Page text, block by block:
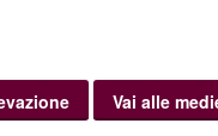
Vai alle